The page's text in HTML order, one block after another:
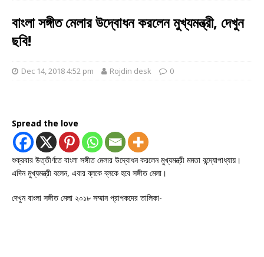
বাংলা সঙ্গীত মেলার উদ্বোধন করলেন মুখ্যমন্ত্রী, দেখুন
ছবি!
Dec 14, 2018 4:52 pm Rojdin desk 0
Spread the love
শুক্রবার উত্তীর্ণতে বাংলা সঙ্গীত মেলার উদ্বোধন করলেন মুখ্যমন্ত্রী মমতা বন্দ্যোপাধ্যায়।
এদিন মুখ্যমন্ত্রী বলেন, এবার ব্লকে ব্লকে হবে সঙ্গীত মেলা।
দেখুন বাংলা সঙ্গীত মেলা ২০১৮ সম্মান প্রাপকদের তালিকা-